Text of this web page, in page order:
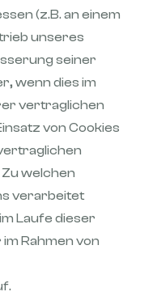
(z.B. an einem
unseres
seiner
wenn dies im
vertraglichen
von Cookies
welchen
verarbeitet
Laufe dieser
Rahmen von